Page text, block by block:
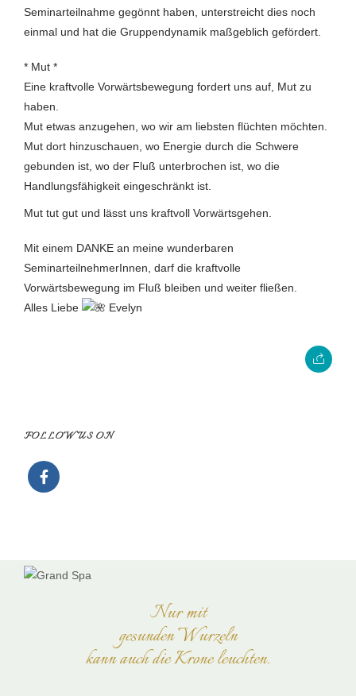
Seminarteilnahme gegönnt haben, unterstreicht dies noch
einmal und hat die Gruppendynamik maßgeblich gefördert.
* Mut *
Eine kraftvolle Vorwärtsbewegung fordert uns auf, Mut zu
haben.
Mut etwas anzugehen, wo wir am liebsten flüchten möchten.
Mut dort hinzuschauen, wo Energie durch die Schwere
gebunden ist, wo der Fluß unterbrochen ist, wo die
Handlungsfähigkeit eingeschränkt ist.
Mut tut gut und lässt uns kraftvoll Vorwärtsgehen.
Mit einem DANKE an meine wunderbaren
SeminarteilnehmerInnen, darf die kraftvolle
Vorwärtsbewegung im Fluß bleiben und weiter fließen.
Alles Liebe
Evelyn
FOLLOW US ON
Nur mit
gesunden Wurzeln
kann auch die Krone leuchten.